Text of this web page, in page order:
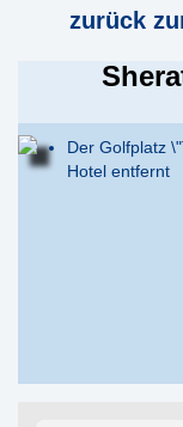
zurück
Der Golfplatz
Hotel entfernt